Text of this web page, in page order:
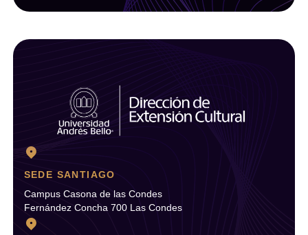
SEDE SANTIAGO
Campus Casona de las Condes
Fernández Concha 700 Las Condes